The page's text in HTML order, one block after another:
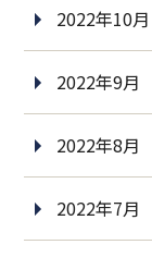
2022年10月
2022年9月
2022年8月
2022年7月